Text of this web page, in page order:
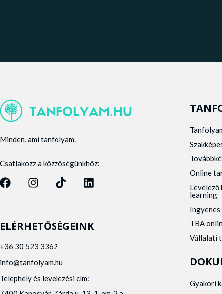
Minden, ami tanfolyam.
Csatlakozz a közzöségünkhöz:
ELÉRHETŐSÉGEINK
+36 30 523 3362
info@tanfolyam.hu
Telephely és levelezési cím:
Online
Levelező
learning
Ingyenes
TBA
Vállalati
Gyakori